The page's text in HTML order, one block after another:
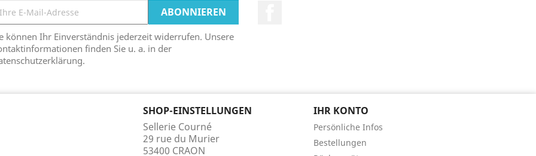
können Ihr Einverständnis jederzeit widerrufen. Unsere
finden Sie u. a. in der
SHOP-EINSTELLUNGEN
Sellerie Courné
29 rue du Murier
53400 CRAON
IHR KONTO
Persönliche Infos
Bestellungen